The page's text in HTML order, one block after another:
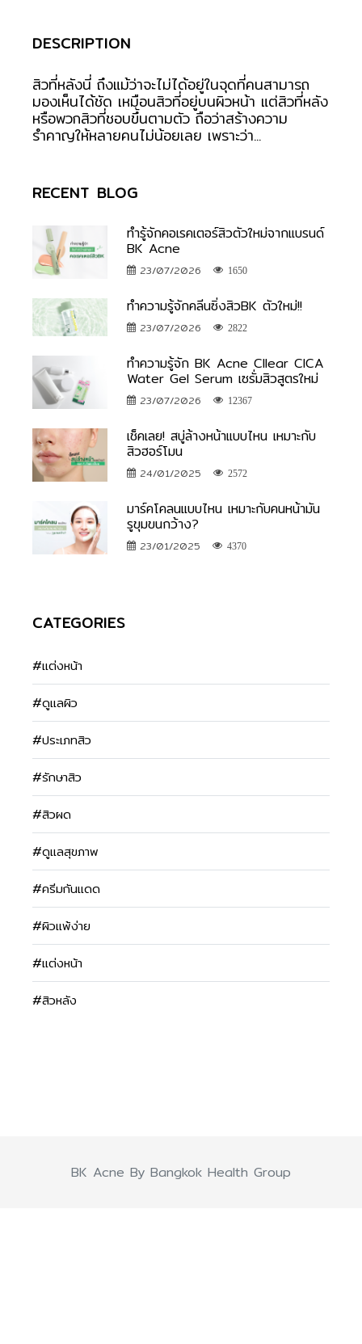
DESCRIPTION
สิวที่หลังนี่ ถึงแม้ว่าจะไม่ได้อยู่ในจุดที่คนสามารถ
มองเห็นได้ชัด เหมือนสิวที่อยู่บนผิวหน้า แต่สิวที่หลัง
หรือพวกสิวที่ชอบขึ้นตามตัว ถือว่าสร้างความ
รำคาญให้หลายคนไม่น้อยเลย เพราะว่า...
RECENT BLOG
ทำรู้จักคอเรคเตอร์สิวตัวใหม่จากแบรนด์
BK Acne
23/07/2026 1650
ทำความรู้จักคลีนซิ่งสิวBK ตัวใหม่!!
23/07/2026 2822
ทำความรู้จัก BK Acne Cllear CICA
Water Gel Serum เซรั่มสิวสูตรใหม่
23/07/2026 12367
เช็คเลย! สบู่ล้างหน้าแบบไหน เหมาะกับ
สิวฮอร์โมน
24/01/2025 2572
มาร์คโคลนแบบไหน เหมาะกับคนหน้ามัน
รูขุมขนกว้าง?
23/01/2025 4370
CATEGORIES
#แต่งหน้า
#ดูแลผิว
#ประเภทสิว
#รักษาสิว
#สิวผด
#ดูแลสุขภาพ
#ครีมกันแดด
#ผิวแพ้ง่าย
#แต่งหน้า
#สิวหลัง
BK Acne By Bangkok Health Group